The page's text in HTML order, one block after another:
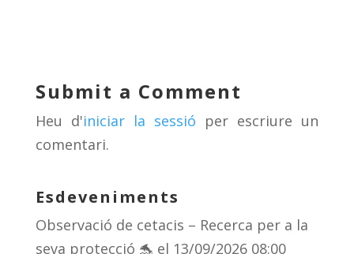
y d
s
a
m
ar
te
ix
Submit a Comment
Heu d'iniciar la sessió per escriure un
comentari.
Esdeveniments
Observació de cetacis – Recerca per a la
seva protecció 🐬 el 13/09/2026 08:00